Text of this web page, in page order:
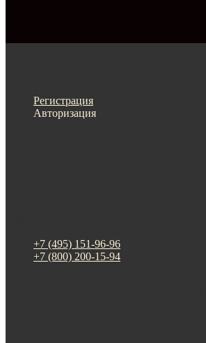
Регистрация
Авторизация
+7 (495) 151-96-96
+7 (800) 200-15-94